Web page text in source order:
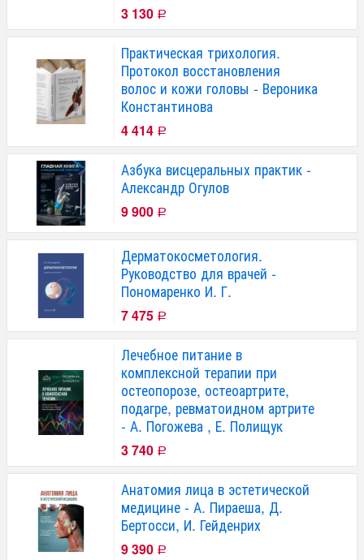
3 130 Р
Практическая трихология.
Протокол восстановления
волос и кожи головы - Вероника
Константинова
4 414 Р
Азбука висцеральных практик -
Александр Огулов
9 900 Р
Дерматокосметология.
Руководство для врачей -
Пономаренко И. Г.
7 475 Р
Лечебное питание в
комплексной терапии при
остеопорозе, остеоартрите,
подагре, ревматоидном артрите
- А. Погожева , Е. Полищук
3 740 Р
Анатомия лица в эстетической
медицине - А. Пираеша, Д.
Бертосси, И. Гейденрих
9 390 Р